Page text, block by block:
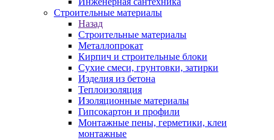
Строительные материалы
Назад
Строительные материалы
Металлопрокат
Кирпич и строительные блоки
Сухие смеси, грунтовки, затирки
Изделия из бетона
Теплоизоляция
Изоляционные материалы
Гипсокартон и профили
Монтажные пены, герметики, клеи
монтажные